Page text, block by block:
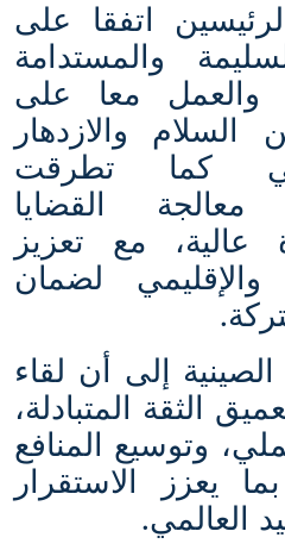
اتفقا على
والمستدامة
والعمل معا على
والازدهار
كما تطرقت
معالجة القضايا
عالية، مع تعزيز
والإقليمي لضمان
.
إلى أن لقاء
الثقة المتبادلة،
وتوسيع المنافع
يعزز الاستقرار
العالمي.